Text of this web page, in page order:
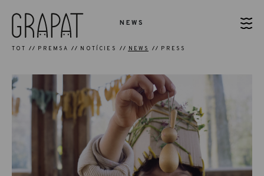
NEWS
TOT PREMSA NOTÍCIES NEWS PRESS